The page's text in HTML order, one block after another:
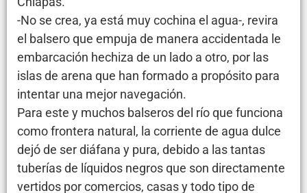
-No se crea, ya está muy cochina el agua-, revira
el balsero que empuja de manera accidentada le
embarcación hechiza de un lado a otro, por las
islas de arena que han formado a propósito para
intentar una mejor navegación.
Para este y muchos balseros del río que funciona
como frontera natural, la corriente de agua dulce
dejó de ser diáfana y pura, debido a las tantas
tuberías de líquidos negros que son directamente
vertidos por comercios, casas y todo tipo de